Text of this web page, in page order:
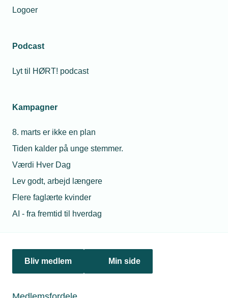
Logoer
Podcast
Lyt til HØRT! podcast
Kampagner
8. marts er ikke en plan
Tiden kalder på unge stemmer.
Værdi Hver Dag
Lev godt, arbejd længere
Flere faglærte kvinder
AI - fra fremtid til hverdag
Bliv medlem Min side
Politik & analyse
jura@tekniq.dk
tekniq@tekniq.dk